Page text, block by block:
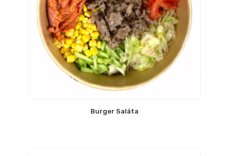
Burger Saláta